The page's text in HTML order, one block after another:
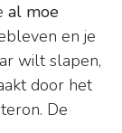
al moe
en je
wilt slapen,
door het
De